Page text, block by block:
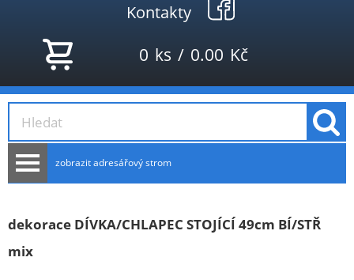
Kontakty
0 ks / 0.00 Kč
zobrazit adresářový strom
NOVINKY
dekorace DÍVKA/CHLAPEC STOJÍCÍ 49cm BÍ/STŘ
mix